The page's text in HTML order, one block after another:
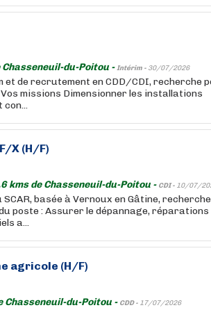
Chasseneuil-du-Poitou -Intérim - 30/07/2026
et de recrutement en CDD/CDI, recherche
missions Dimensionner les installations
X (H/F)
kms de Chasseneuil-du-Poitou - CDI - 10/07/
basée à Vernoux en Gâtine,
poste : Assurer le dépannage, réparations
a...
agricole (H/F)
Chasseneuil-du-Poitou - CDD - 17/07/2026